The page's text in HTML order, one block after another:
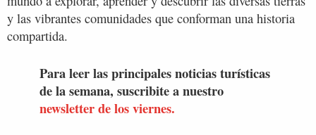
y las vibrantes comunidades que conforman una historia
compartida.
Para leer las principales noticias turísticas
de la semana, suscribite a nuestro
newsletter de los viernes.